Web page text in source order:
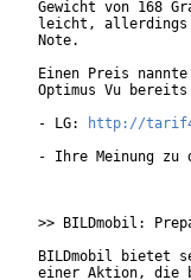
Gewicht von 168
leicht, allerdings
Note.
Einen Preis
Optimus Vu
- LG:
http://
- Ihre Meinung zu
>> BILDmobil:
BILDmobil bietet
einer Aktion, die